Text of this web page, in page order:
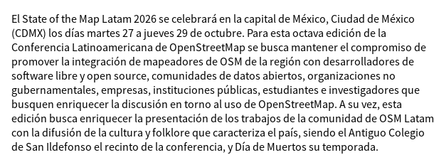
El State of the Map Latam 2026 se celebrará en la capital de México, Ciudad de México
(CDMX) los días martes 27 a jueves 29 de octubre. Para esta octava edición de la
Conferencia Latinoamericana de OpenStreetMap se busca mantener el compromiso de
promover la integración de mapeadores de OSM de la región con desarrolladores de
software libre y open source, comunidades de datos abiertos, organizaciones no
gubernamentales, empresas, instituciones públicas, estudiantes e investigadores que
busquen enriquecer la discusión en torno al uso de OpenStreetMap. A su vez, esta
edición busca enriquecer la presentación de los trabajos de la comunidad de OSM Latam
con la difusión de la cultura y folklore que caracteriza el país, siendo el Antiguo Colegio
de San Ildefonso el recinto de la conferencia, y Día de Muertos su temporada.